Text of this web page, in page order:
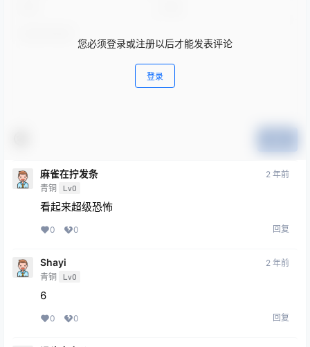
您必须登录或注册以后才能发表评论
登录
麻雀在拧发条
青铜 Lv0
2 年前
看起来超级恐怖
0 0 回复
Shayi
青铜 Lv0
2 年前
6
0 0 回复